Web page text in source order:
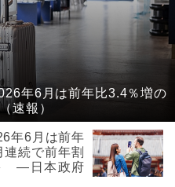
年6月は前年比3.4％増の
速報）
年6月は前年
続で前年割
―日本政府